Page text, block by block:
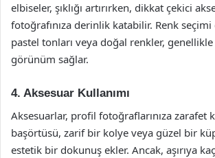
elbiseler, şıklığı artırırken, dikkat çekici
fotoğrafınıza derinlik katabilir. Renk
pastel tonları veya doğal renkler,
görünüm sağlar.
4. Aksesuar Kullanımı
Aksesuarlar, profil fotoğraflarınıza zarafet
başörtüsü, zarif bir kolye veya güzel bir
estetik bir dokunuş ekler. Ancak, aşırıya